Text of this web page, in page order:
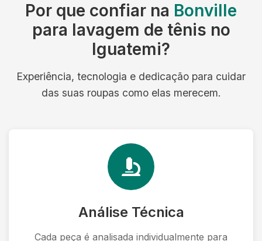
Por que confiar na Bonville
para lavagem de tênis no
Iguatemi?
Experiência, tecnologia e dedicação para cuidar
das suas roupas como elas merecem.
Análise Técnica
Cada peça é analisada individualmente para